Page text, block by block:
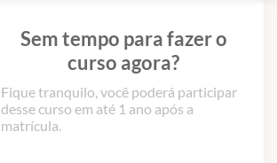
Sem tempo para fazer o
curso agora?
Fique tranquilo, você poderá participar
desse curso em até 1 ano após a
matrícula.